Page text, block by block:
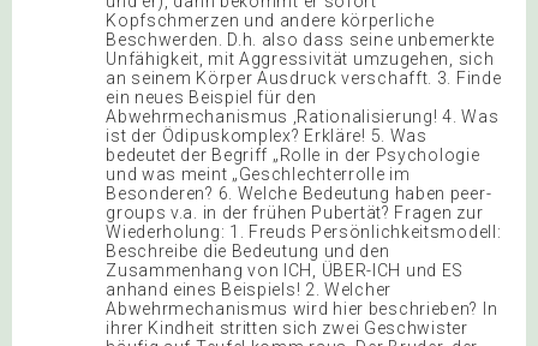
Kopfschmerzen und andere körperliche
Beschwerden. D.h. also dass seine unbemerkte
Unfähigkeit, mit Aggressivität umzugehen, sich
an seinem Körper Ausdruck verschafft. 3. Finde
ein neues Beispiel für den
Abwehrmechanismus ‚Rationalisierung! 4. Was
ist der Ödipuskomplex? Erkläre! 5. Was
bedeutet der Begriff „Rolle in der Psychologie
und was meint „Geschlechterrolle im
Besonderen? 6. Welche Bedeutung haben peer-
groups v.a. in der frühen Pubertät? Fragen zur
Wiederholung: 1. Freuds Persönlichkeitsmodell:
Beschreibe die Bedeutung und den
Zusammenhang von ICH, ÜBER-ICH und ES
anhand eines Beispiels! 2. Welcher
Abwehrmechanismus wird hier beschrieben? In
ihrer Kindheit stritten sich zwei Geschwister